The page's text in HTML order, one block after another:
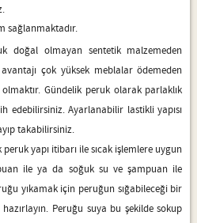
sağlanmaktadır.
doğal olmayan sentetik malzemeden
çok yüksek meblalar ödemeden
Gündelik peruk olarak parlaklık
edebilirsiniz. Ayarlanabilir lastikli yapısı
takabilirsiniz.
peruk yapı itibarı ile sıcak işlemlere uygun
ile ya da soğuk su ve şampuan ile
yıkamak için peruğun sığabileceği bir
Peruğu suya bu şekilde sokup